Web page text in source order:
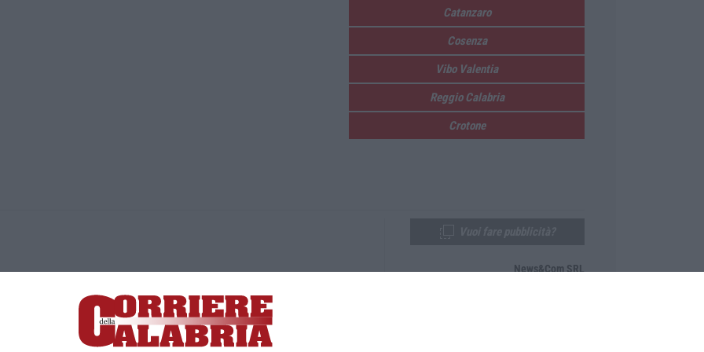
Catanzaro
Cosenza
Vibo Valentia
Reggio Calabria
Crotone
Lamezia Terme (CZ)
responsabile Paola Militano |Privacy
News&Com SRL